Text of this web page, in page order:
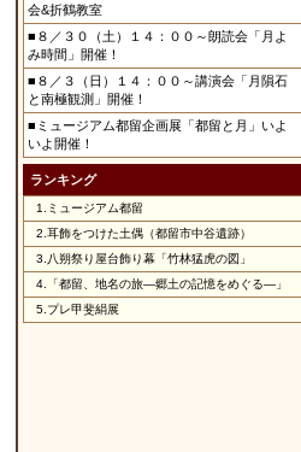
会&折鶴教室
■８／３０（土）１４：００～朗読会「月よ
み時間」開催！
■８／３（日）１４：００～講演会「月隕石
と南極観測」開催！
■ミュージアム都留企画展「都留と月」いよ
いよ開催！
ランキング
1.
ミュージアム都留
2. 耳飾をつけた土偶（都留市中谷遺跡）
3. 八朔祭り屋台飾り幕「竹林猛虎の図」
4.
「都留、地名の旅―郷土の記憶をめぐる―」
5. プレ甲斐絹展